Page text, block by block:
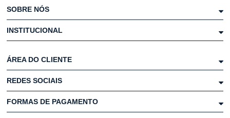
SOBRE NÓS
INSTITUCIONAL
ÁREA DO CLIENTE
REDES SOCIAIS
FORMAS DE PAGAMENTO